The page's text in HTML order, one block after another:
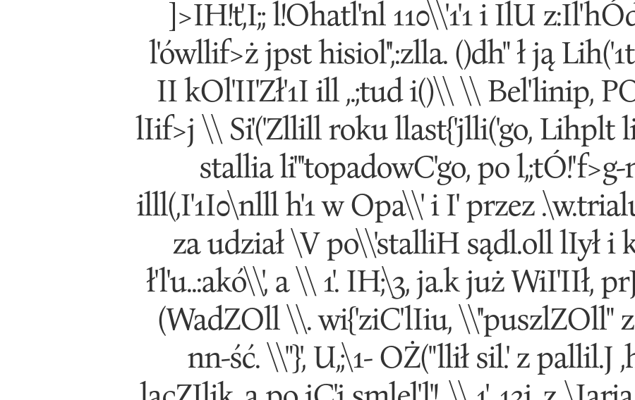
]>IH!t',I;; l!Ohatl'nl 110\\'1'1 i IlU
l'ówllif>ż jpst hisiol'',:zlla. ()dh" ł ją Lih('1t
II kOl'II'Zł'1I ill ,.;tud i()\\ \\ Bel'linip,
lIif>j \\ Si'('Zllill roku llast{'jlli('go, Lihplt
stallia li"'topadowC'go, po
illl(,I'1I0\nlll h'1 w Opa\\' i I' przez
za udział \V po\\'stalliH sądl.oll lIył i
ł'l'u..:akó\\', a \\ 1'. IH;\3, ja.k już WiI'IIł,
(WadZOll \\. wi{'ziC'lIiu, \\''puszlZOll"
nn-ść. \\"}', U,;\1- OŻ("llił sil.' z pallil.J